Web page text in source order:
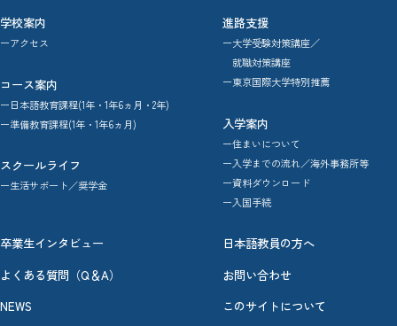
学校案内
ーアクセス
コース案内
ー日本語教育課程(1年・1年6ヵ月・2年)
ー準備教育課程(1年・1年6ヵ月)
スクールライフ
ー生活サポート／奨学金
進路支援
ー大学受験対策講座／
就職対策講座
ー東京国際大学特別推薦
入学案内
ー住まいについて
ー入学までの流れ／海外事務所等
ー資料ダウンロード
ー入国手続
卒業生インタビュー
よくある質問（Q＆A）
NEWS
日本語教員の方へ
お問い合わせ
このサイトについて